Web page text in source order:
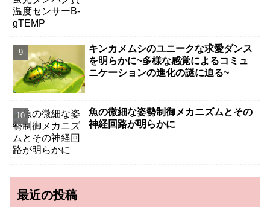
キンカメムシのユニークな求愛ダンス
を明らかに~多様な感覚によるコミュ
ニケーションの進化の謎に迫る~
魚の微細な姿勢制御メカニズムとその
神経回路が明らかに
最近の投稿